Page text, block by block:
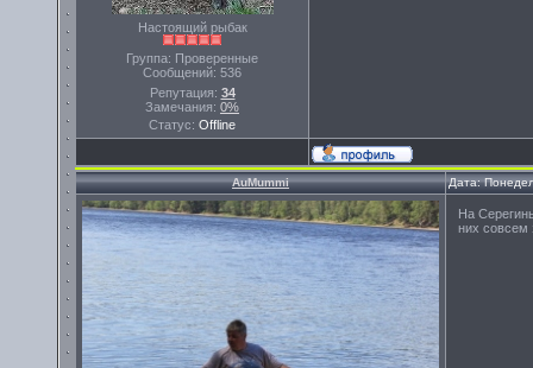
Настоящий рыбак
Группа: Проверенные
Сообщений: 536
Репутация: 34
Замечания: 0%
Статус: Offline
AuMummi Дата:
На
них совсем